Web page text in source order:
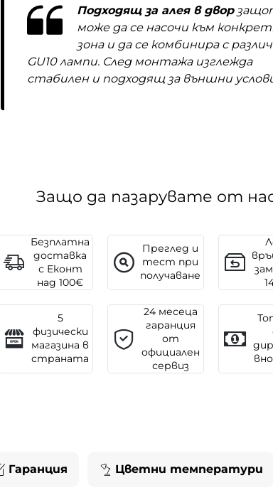
Подходящ за алея в двор
може да се насочи към
зона и да се комбинира с
GU10 лампи. След монтажа изглежда
стабилен и подходящ за външни
Защо да пазарувате от
Безплатна
доставка
с Еконт
над 100€
Преглед и
тест при
получаване
5
физически
магазина в
страната
24 месеца
гаранция
от
официален
сервиз
Гаранция Цветни температури